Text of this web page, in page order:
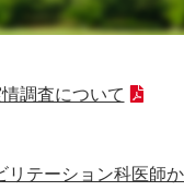
調査について
テーション科医師